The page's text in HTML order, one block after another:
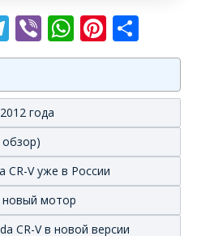
Telegram
Viber
года
обзор)
CR-V уже в России
новый мотор
CR-V в новой версии